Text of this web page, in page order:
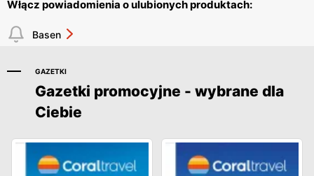
Włącz powiadomienia o ulubionych produktach:
Basen
GAZETKI
Gazetki promocyjne - wybrane dla
Ciebie